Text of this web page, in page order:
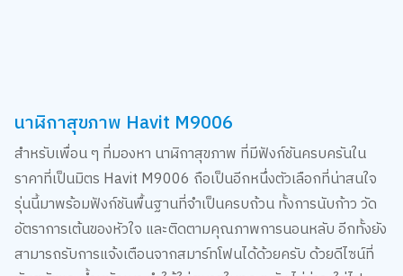
สำหรับเพื่อน ๆ ที่มองหา นาฬิกาสุขภาพ ที่มีฟังก์ชันครบครันใน
ราคาที่เป็นมิตร Havit M9006 ถือเป็นอีกหนึ่งตัวเลือกที่น่าสนใจ
รุ่นนี้มาพร้อมฟังก์ชันพื้นฐานที่จำเป็นครบถ้วน ทั้งการนับก้าว วัด
อัตราการเต้นของหัวใจ และติดตามคุณภาพการนอนหลับ อีกทั้งยัง
สามารถรับการแจ้งเตือนจากสมาร์ทโฟนได้ด้วยครับ ด้วยดีไซน์ที่
ทันสมัยและน้ำหนักเบา ทำให้ใส่สบายในทุก ๆ วัน ไม่ว่าจะใส่ไป